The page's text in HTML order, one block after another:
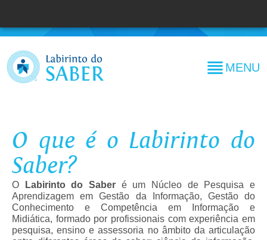
MENU
O que é o Labirinto do
Saber?
O Labirinto do Saber é um Núcleo de Pesquisa e
Aprendizagem em Gestão da Informação, Gestão do
Conhecimento e Competência em Informação e
Midiática, formado por profissionais com experiência em
pesquisa, ensino e assessoria no âmbito da articulação